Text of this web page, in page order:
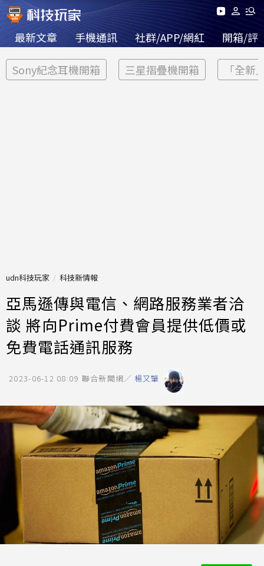
最新文章 手機通訊 社群/APP/網紅 開箱/評
Sony紀念耳機開箱 三星摺疊機開箱 「全新
udn科技玩家 科技新情報
亞馬遜傳與電信、網路服務業者洽
談 將向Prime付費會員提供低價或
免費電話通訊服務
2023-06-12 08:09 聯合新聞網／ 楊又肇